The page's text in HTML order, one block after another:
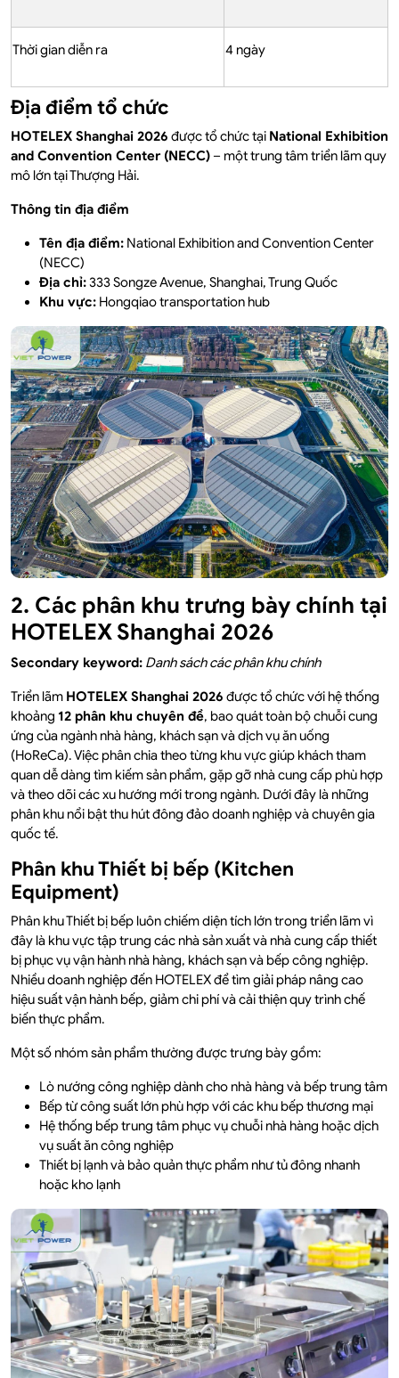
Thời gian diễn ra 4 ngày
Địa điểm tổ chức
HOTELEX Shanghai 2026 được tổ chức tại National Exhibition
and Convention Center (NECC) – một trung tâm triển lãm quy
mô lớn tại Thượng Hải.
Thông tin địa điểm
Tên địa điểm: National Exhibition and Convention Center
(NECC)
Địa chỉ:333 Songze Avenue, Shanghai, Trung Quốc
Khu vực: Hongqiao transportation hub
2. Các phân khu trưng bày chính tại
HOTELEX Shanghai 2026
Secondary keyword: Danh sách các phân khu chính
Triển lãm HOTELEX Shanghai 2026 được tổ chức với hệ thống
khoảng 12 phân khu chuyên đề, bao quát toàn bộ chuỗi cung
ứng của ngành nhà hàng, khách sạn và dịch vụ ăn uống
(HoReCa). Việc phân chia theo từng khu vực giúp khách tham
quan dễ dàng tìm kiếm sản phẩm, gặp gỡ nhà cung cấp phù hợp
và theo dõi các xu hướng mới trong ngành. Dưới đây là những
phân khu nổi bật thu hút đông đảo doanh nghiệp và chuyên gia
quốc tế.
Phân khu Thiết bị bếp (Kitchen
Equipment)
Phân khu Thiết bị bếp luôn chiếm diện tích lớn trong triển lãm vì
đây là khu vực tập trung các nhà sản xuất và nhà cung cấp thiết
bị phục vụ vận hành nhà hàng, khách sạn và bếp công nghiệp.
Nhiều doanh nghiệp đến HOTELEX để tìm giải pháp nâng cao
hiệu suất vận hành bếp, giảm chi phí và cải thiện quy trình chế
biến thực phẩm.
Một số nhóm sản phẩm thường được trưng bày gồm:
Lò nướng công nghiệp dành cho nhà hàng và bếp trung tâm
Bếp từ công suất lớn phù hợp với các khu bếp thương mại
Hệ thống bếp trung tâm phục vụ chuỗi nhà hàng hoặc dịch
vụ suất ăn công nghiệp
Thiết bị lạnh và bảo quản thực phẩm như tủ đông nhanh
hoặc kho lạnh